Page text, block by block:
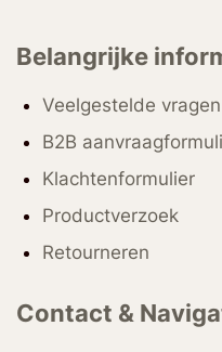
Belangrijke
Veelgestelde vragen
B2B
Klachtenformulier
Productverzoek
Retourneren
Contact &